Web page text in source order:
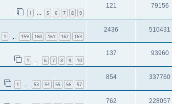
1 … 5 6 7 8 9
121 79156
1 159 160 161 162 163
2436 510431
1 … 6 7 8 9 10
137 93960
1 … 53 54 55 56 57
854 337760
762 228057